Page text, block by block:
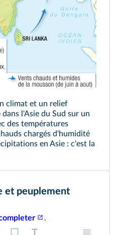
climat et un relief
l'Asie du Sud sur un
des températures
chargés d'humidité
en Asie : c'est la
et peuplement
.